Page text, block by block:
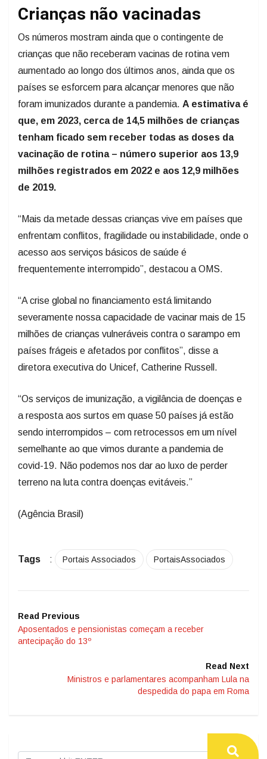
Crianças não vacinadas
Os números mostram ainda que o contingente de
crianças que não receberam vacinas de rotina vem
aumentado ao longo dos últimos anos, ainda que os
países se esforcem para alcançar menores que não
foram imunizados durante a pandemia. A estimativa é
que, em 2023, cerca de 14,5 milhões de crianças
tenham ficado sem receber todas as doses da
vacinação de rotina – número superior aos 13,9
milhões registrados em 2022 e aos 12,9 milhões
de 2019.
“Mais da metade dessas crianças vive em países que
enfrentam conflitos, fragilidade ou instabilidade, onde o
acesso aos serviços básicos de saúde é
frequentemente interrompido”, destacou a OMS.
“A crise global no financiamento está limitando
severamente nossa capacidade de vacinar mais de 15
milhões de crianças vulneráveis contra o sarampo em
países frágeis e afetados por conflitos”, disse a
diretora executiva do Unicef, Catherine Russell.
“Os serviços de imunização, a vigilância de doenças e
a resposta aos surtos em quase 50 países já estão
sendo interrompidos – com retrocessos em um nível
semelhante ao que vimos durante a pandemia de
covid-19. Não podemos nos dar ao luxo de perder
terreno na luta contra doenças evitáveis.”
(Agência Brasil)
Tags : Portais Associados PortaisAssociados
Read Previous
Aposentados e pensionistas começam a receber
antecipação do 13º
Read Next
Ministros e parlamentares acompanham Lula na
despedida do papa em Roma